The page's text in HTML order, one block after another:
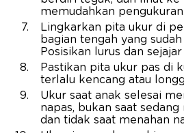
memudahkan pengukuran.
Lingkarkan pita ukur di
bagian tengah yang
Posisikan lurus dan
Pastikan pita ukur pas di
terlalu kencang atau
Ukur saat anak selesai
napas, bukan saat
dan tidak saat menahan